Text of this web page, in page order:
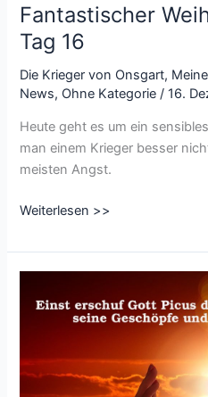
Fantastischer
Tag 16
Die Krieger von Onsgart,
News, Ohne Kategorie /16.
Heute geht es um ein
man einem Krieger besser
meisten Angst.
Fantastischer
Tag
16
Weiterlesen >>